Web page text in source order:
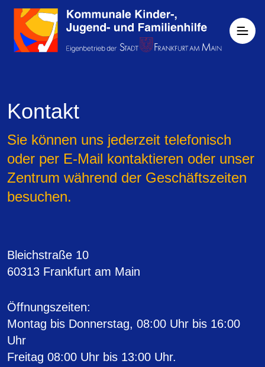
Kontakt
Sie können uns jederzeit telefonisch
oder per E-Mail kontaktieren oder unser
Zentrum während der Geschäftszeiten
besuchen.
Bleichstraße 10
60313 Frankfurt am Main
Öffnungszeiten:
Montag bis Donnerstag, 08:00 Uhr bis 16:00
Uhr
Freitag 08:00 Uhr bis 13:00 Uhr.